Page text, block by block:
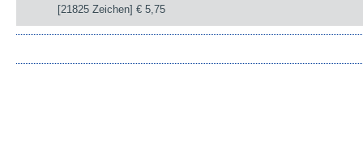
[21825 Zeichen]€ 5,75